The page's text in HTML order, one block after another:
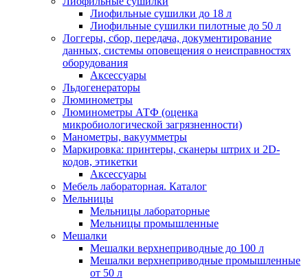
Лиофильные сушилки до 18 л
Лиофильные сушилки пилотные до 50 л
Логгеры, сбор, передача, документирование
данных, системы оповещения о неисправностях
оборудования
Аксессуары
Льдогенераторы
Люминометры
Люминометры АТФ (оценка
микробиологической загрязненности)
Манометры, вакуумметры
Маркировка: принтеры, сканеры штрих и 2D-
кодов, этикетки
Аксессуары
Мебель лабораторная. Каталог
Мельницы
Мельницы лабораторные
Мельницы промышленные
Мешалки
Мешалки верхнеприводные до 100 л
Мешалки верхнеприводные промышленные
от 50 л